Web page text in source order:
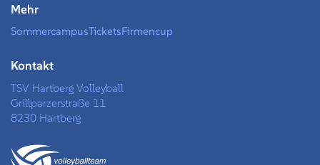
Mehr
SommercampusTicketsFirmencup
Kontakt
TSV Hartberg Volleyball
Grillparzerstraße 11
8230 Hartberg